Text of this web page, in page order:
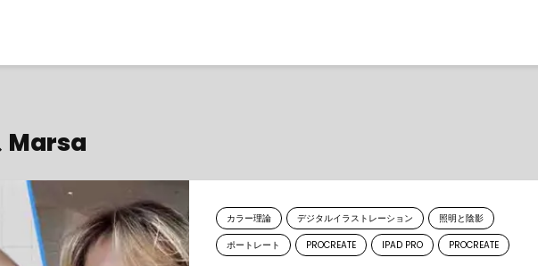
Marsa
カラー理論 デジタルイラストレーション
照明と陰影
ポートレート
PROCREATE IPAD PRO PROCREATE